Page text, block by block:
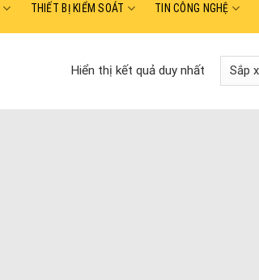
THIẾT BỊ KIỂM SOÁT TIN CÔNG NGHỆ
Hiển thị kết quả duy nhất